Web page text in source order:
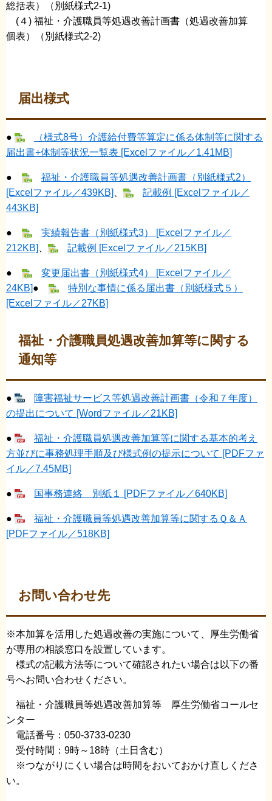
総括表）（別紙様式2-1)
(４) 福祉・介護職員等処遇改善計画書（処遇改善加算
個表）（別紙様式2-2)
届出様式
●
（様式8号）介護給付費等算定に係る体制等に関する
届出書+体制等状況一覧表 [Excelファイル／1.41MB]
●
福祉・介護職員等処遇改善計画書（別紙様式2）
[Excelファイル／439KB]
記載例 [Excelファイル／
443KB]
●
実績報告書（別紙様式3） [Excelファイル／
212KB]
記載例 [Excelファイル／215KB]
●
変更届出書（別紙様式4） [Excelファイル／
24KB]●
​特別な事情に係る届出書（別紙様式５）
[Excelファイル／27KB]
福祉・介護職員処遇改善加算等に関する
通知等
●
障害福祉サービス等処遇改善計画書（令和７年度）
の提出について [Wordファイル／21KB]
●
福祉・介護職員処遇改善加算等に関する基本的考え
方並びに事務処理手順及び様式例の提示について [PDFファ
イル／7.45MB]
● 国事務連絡 別紙１ [PDFファイル／640KB]
●
福祉・介護職員等処遇改善加算等に関するＱ＆Ａ
[PDFファイル／518KB]
お問い合わせ先
※本加算を活用した処遇改善の実施について、厚生労働省
が専用の相談窓口を設置しています。
様式の記載方法等について確認されたい場合は以下の番
号へお問い合わせください。
福祉・介護職員等処遇改善加算等 厚生労働省コールセ
ンター
電話番号：050-3733-0230
受付時間：9時～18時（土日含む）
※つながりにくい場合は時間をおいておかけ直しくださ
い。